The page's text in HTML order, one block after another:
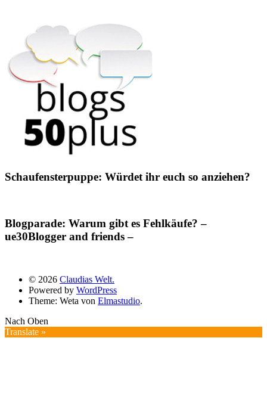
Schaufensterpuppe: Würdet ihr euch so anziehen?
Blogparade: Warum gibt es Fehlkäufe? –
ue30Blogger and friends –
© 2026 Claudias Welt.
Powered by WordPress
Theme: Weta von Elmastudio.
Nach Oben
Translate »